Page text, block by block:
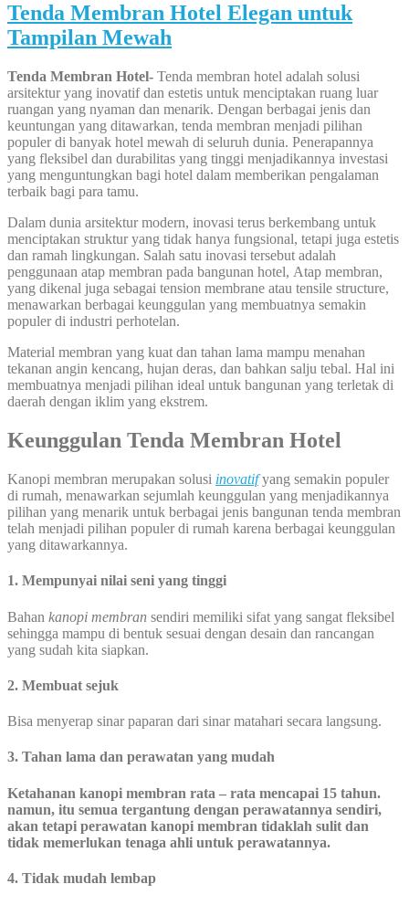
Tenda Membran Hotel Elegan untuk
Tampilan Mewah
Tenda Membran Hotel- Tenda membran hotel adalah solusi
arsitektur yang inovatif dan estetis untuk menciptakan ruang luar
ruangan yang nyaman dan menarik. Dengan berbagai jenis dan
keuntungan yang ditawarkan, tenda membran menjadi pilihan
populer di banyak hotel mewah di seluruh dunia. Penerapannya
yang fleksibel dan durabilitas yang tinggi menjadikannya investasi
yang menguntungkan bagi hotel dalam memberikan pengalaman
terbaik bagi para tamu.
Dalam dunia arsitektur modern, inovasi terus berkembang untuk
menciptakan struktur yang tidak hanya fungsional, tetapi juga estetis
dan ramah lingkungan. Salah satu inovasi tersebut adalah
penggunaan atap membran pada bangunan hotel, Atap membran,
yang dikenal juga sebagai tension membrane atau tensile structure,
menawarkan berbagai keunggulan yang membuatnya semakin
populer di industri perhotelan.
Material membran yang kuat dan tahan lama mampu menahan
tekanan angin kencang, hujan deras, dan bahkan salju tebal. Hal ini
membuatnya menjadi pilihan ideal untuk bangunan yang terletak di
daerah dengan iklim yang ekstrem.
Keunggulan Tenda Membran Hotel
Kanopi membran merupakan solusi inovatifyang semakin populer
di rumah, menawarkan sejumlah keunggulan yang menjadikannya
pilihan yang menarik untuk berbagai jenis bangunan tenda membran
telah menjadi pilihan populer di rumah karena berbagai keunggulan
yang ditawarkannya.
1. Mempunyai nilai seni yang tinggi
Bahan kanopi membran sendiri memiliki sifat yang sangat fleksibel
sehingga mampu di bentuk sesuai dengan desain dan rancangan
yang sudah kita siapkan.
2. Membuat sejuk
Bisa menyerap sinar paparan dari sinar matahari secara langsung.
3. Tahan lama dan perawatan yang mudah
Ketahanan kanopi membran rata – rata mencapai 15 tahun.
namun, itu semua tergantung dengan perawatannya sendiri,
akan tetapi perawatan kanopi membran tidaklah sulit dan
tidak memerlukan tenaga ahli untuk perawatannya.
4. Tidak mudah lembap